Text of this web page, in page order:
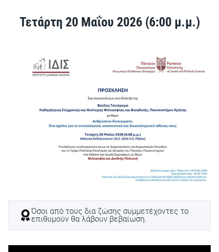
Τετάρτη 20 Μαΐου 2026 (6:00 μ.μ.)
Όσοι από τους δια ζώσης συμμετέχοντες το
επιθυμούν θα λάβουν βεβαίωση.